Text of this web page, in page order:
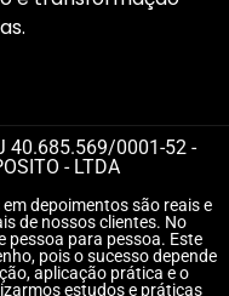
40.685.569/0001-52 -
- LTDA
depoimentos são reais e
de nossos clientes. No
pessoa para pessoa. Este
pois o sucesso depende
aplicação prática e o
estudos e práticas